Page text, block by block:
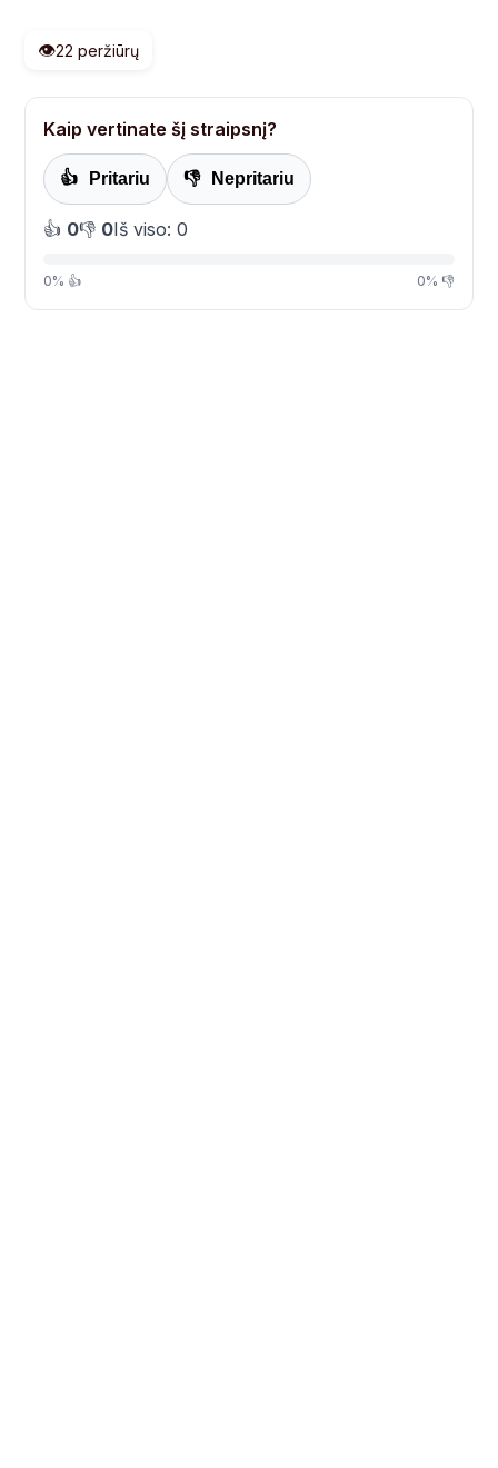
👁️22 peržiūrų
Kaip vertinate šį straipsnį?
👍 Pritariu 👎 Nepritariu
👍 0👎 0Iš viso: 0
0% 👍 0% 👎